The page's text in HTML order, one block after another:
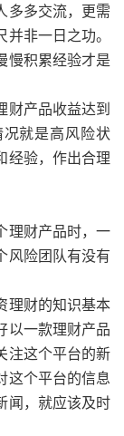
多多交流，更需
非一日之功。
慢积累经验才是
财产品收益达到
况就是高风险状
经验，作出合理
理财产品时，一
风险团队有没有
理财的知识基本
以一款理财产品
注这个平台的新
这个平台的信息
闻，就应该及时